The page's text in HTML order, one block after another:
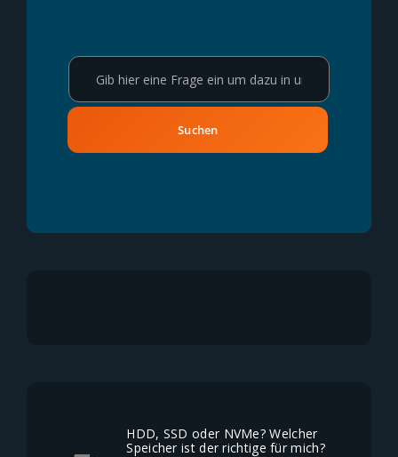
HDD, SSD oder NVMe? Welcher
Speicher ist der richtige für mich?